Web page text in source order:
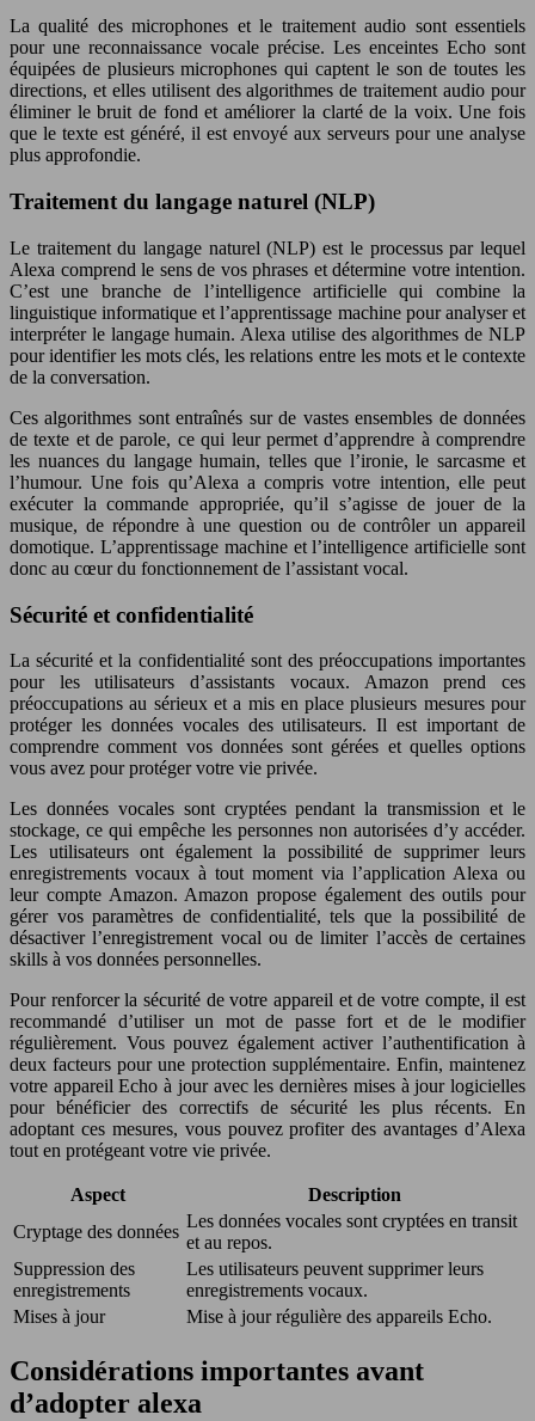
La qualité des microphones et le traitement audio sont essentiels
pour une reconnaissance vocale précise. Les enceintes Echo sont
équipées de plusieurs microphones qui captent le son de toutes les
directions, et elles utilisent des algorithmes de traitement audio pour
éliminer le bruit de fond et améliorer la clarté de la voix. Une fois
que le texte est généré, il est envoyé aux serveurs pour une analyse
plus approfondie.
Traitement du langage naturel (NLP)
Le traitement du langage naturel (NLP) est le processus par lequel
Alexa comprend le sens de vos phrases et détermine votre intention.
C’est une branche de l’intelligence artificielle qui combine la
linguistique informatique et l’apprentissage machine pour analyser et
interpréter le langage humain. Alexa utilise des algorithmes de NLP
pour identifier les mots clés, les relations entre les mots et le contexte
de la conversation.
Ces algorithmes sont entraînés sur de vastes ensembles de données
de texte et de parole, ce qui leur permet d’apprendre à comprendre
les nuances du langage humain, telles que l’ironie, le sarcasme et
l’humour. Une fois qu’Alexa a compris votre intention, elle peut
exécuter la commande appropriée, qu’il s’agisse de jouer de la
musique, de répondre à une question ou de contrôler un appareil
domotique. L’apprentissage machine et l’intelligence artificielle sont
donc au cœur du fonctionnement de l’assistant vocal.
Sécurité et confidentialité
La sécurité et la confidentialité sont des préoccupations importantes
pour les utilisateurs d’assistants vocaux. Amazon prend ces
préoccupations au sérieux et a mis en place plusieurs mesures pour
protéger les données vocales des utilisateurs. Il est important de
comprendre comment vos données sont gérées et quelles options
vous avez pour protéger votre vie privée.
Les données vocales sont cryptées pendant la transmission et le
stockage, ce qui empêche les personnes non autorisées d’y accéder.
Les utilisateurs ont également la possibilité de supprimer leurs
enregistrements vocaux à tout moment via l’application Alexa ou
leur compte Amazon. Amazon propose également des outils pour
gérer vos paramètres de confidentialité, tels que la possibilité de
désactiver l’enregistrement vocal ou de limiter l’accès de certaines
skills à vos données personnelles.
Pour renforcer la sécurité de votre appareil et de votre compte, il est
recommandé d’utiliser un mot de passe fort et de le modifier
régulièrement. Vous pouvez également activer l’authentification à
deux facteurs pour une protection supplémentaire. Enfin, maintenez
votre appareil Echo à jour avec les dernières mises à jour logicielles
pour bénéficier des correctifs de sécurité les plus récents. En
adoptant ces mesures, vous pouvez profiter des avantages d’Alexa
tout en protégeant votre vie privée.
Aspect
Description
Cryptage des données
Les données vocales sont cryptées en transit
et au repos.
Suppression des
enregistrements
Les utilisateurs peuvent supprimer leurs
enregistrements vocaux.
Mises à jour
Mise à jour régulière des appareils Echo.
Considérations importantes avant
d’adopter alexa